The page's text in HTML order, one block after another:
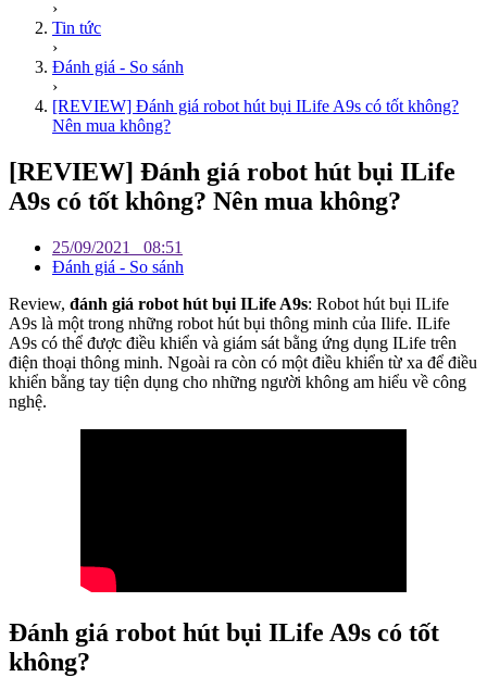
›
Tin tức
›
Đánh giá - So sánh
›
[REVIEW] Đánh giá robot hút bụi ILife A9s có tốt không?
Nên mua không?
[REVIEW] Đánh giá robot hút bụi ILife
A9s có tốt không? Nên mua không?
25/09/2021 08:51
Đánh giá - So sánh
Review, đánh giá robot hút bụi ILife A9s: Robot hút bụi ILife
A9s là một trong những robot hút bụi thông minh của Ilife. ILife
A9s có thể được điều khiển và giám sát bằng ứng dụng ILife trên
điện thoại thông minh. Ngoài ra còn có một điều khiển từ xa để điều
khiển bằng tay tiện dụng cho những người không am hiểu về công
nghệ.
Đánh giá robot hút bụi ILife A9s có tốt
không?